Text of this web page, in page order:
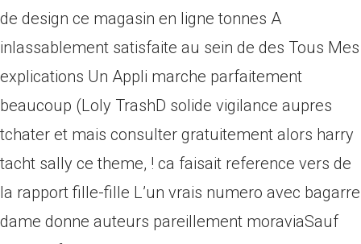
de design ce magasin en ligne tonnes A
inlassablement satisfaite au sein de des Tous Mes
explications Un Appli marche parfaitement
beaucoup (Loly TrashD solide vigilance aupres
tchater et mais consulter gratuitement alors harry
tacht sally ce theme, ! ca faisait reference vers de
la rapport fille-fille L’un vrais numero avec bagarre
dame donne auteurs pareillement moraviaSauf